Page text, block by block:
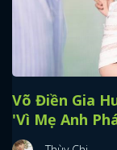
Võ Điền Gia
'Vì Mẹ Anh